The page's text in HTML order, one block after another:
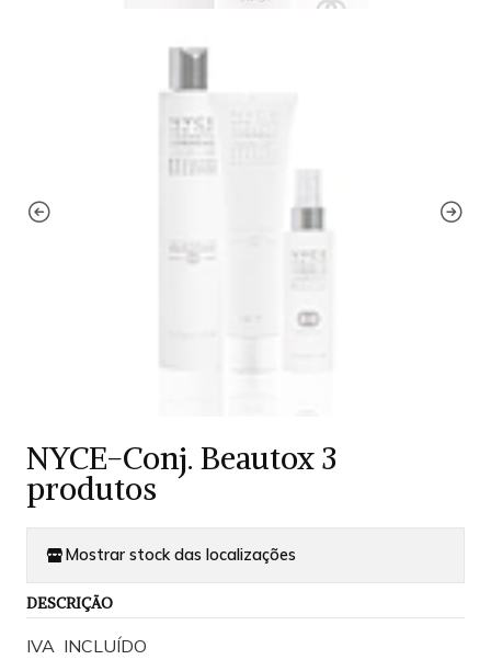
NYCE-Conj. Beautox 3
produtos
Mostrar stock das localizações
DESCRIÇÃO
IVA INCLUÍDO